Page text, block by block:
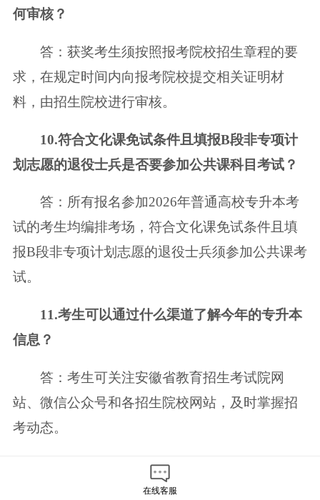
何审核？
答：获奖考生须按照报考院校招生章程的要
求，在规定时间内向报考院校提交相关证明材
料，由招生院校进行审核。
10.符合文化课免试条件且填报B段非专项计
划志愿的退役士兵是否要参加公共课科目考试？
答：所有报名参加2026年普通高校专升本考
试的考生均编排考场，符合文化课免试条件且填
报B段非专项计划志愿的退役士兵须参加公共课考
试。
11.考生可以通过什么渠道了解今年的专升本
信息？
答：考生可关注安徽省教育招生考试院网
站、微信公众号和各招生院校网站，及时掌握招
考动态。
12.考生需要注意哪些事情：
在线客服